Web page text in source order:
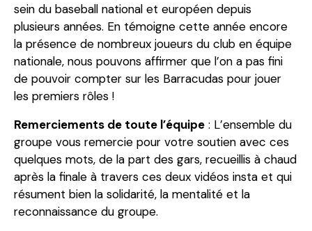
sein du baseball national et européen depuis
plusieurs années. En témoigne cette année encore
la présence de nombreux joueurs du club en équipe
nationale, nous pouvons affirmer que l’on a pas fini
de pouvoir compter sur les Barracudas pour jouer
les premiers rôles !
Remerciements de toute l’équipe : L’ensemble du
groupe vous remercie pour votre soutien avec ces
quelques mots, de la part des gars, recueillis à chaud
après la finale à travers ces deux vidéos insta et qui
résument bien la solidarité, la mentalité et la
reconnaissance du groupe.